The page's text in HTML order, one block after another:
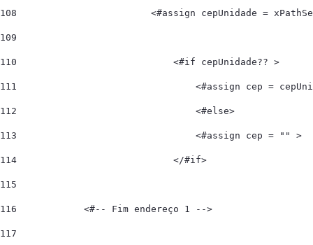
108
<#assign cepUnidade =
109
110
                            <#if cepUnidade?? >
111
<#assign cep =
112
                                <#else>
113
                                <#assign cep = "" >
114
                            </#if>
115
116
            <#-- Fim endereço 1 -->
117